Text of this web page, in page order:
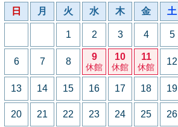
日 月 火 水 木 金 土
1 2 3 4 5
6 7 8 9
休館
10
休館
11
休館
12
13 14 15 16 17 18 19
20 21 22 23 24 25 26